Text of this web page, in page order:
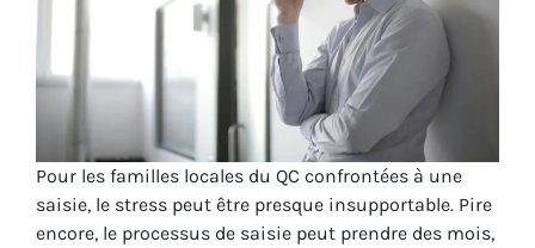
Pour les familles locales du QC confrontées à une
saisie, le stress peut être presque insupportable. Pire
encore, le processus de saisie peut prendre des mois,